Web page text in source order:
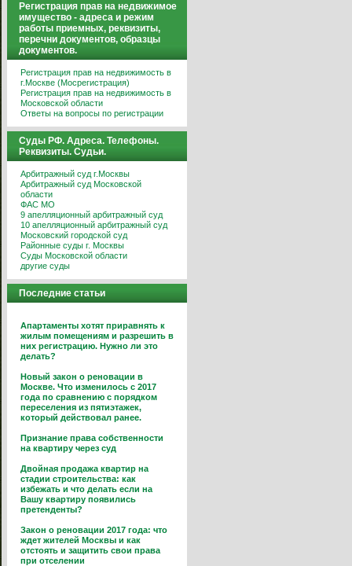
Регистрация прав на недвижимое
имущество - адреса и режим
работы приемных, реквизиты,
перечни документов, образцы
документов.
Регистрация прав на недвижимость в
г.Москве (Мосрегистрация)
Регистрация прав на недвижимость в
Московской области
Ответы на вопросы по регистрации
Суды РФ. Адреса. Телефоны.
Реквизиты. Судьи.
Арбитражный суд г.Москвы
Арбитражный суд Московской
области
ФАС МО
9 апелляционный арбитражный суд
10 апелляционный арбитражный суд
Московский городской суд
Районные суды г. Москвы
Суды Московской области
другие суды
Последние статьи
Апартаменты хотят приравнять к
жилым помещениям и разрешить в
них регистрацию. Нужно ли это
делать?
Новый закон о реновации в
Москве. Что изменилось с 2017
года по сравнению с порядком
переселения из пятиэтажек,
который действовал ранее.
Признание права собственности
на квартиру через суд
Двойная продажа квартир на
стадии строительства: как
избежать и что делать если на
Вашу квартиру появились
претенденты?
Закон о реновации 2017 года: что
ждет жителей Москвы и как
отстоять и защитить свои права
при отселении